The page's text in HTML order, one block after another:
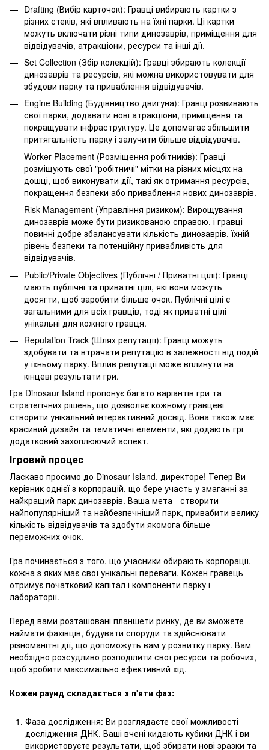
Drafting (Вибір карточок): Гравці вибирають картки з
різних стеків, які впливають на їхні парки. Ці картки
можуть включати різні типи динозаврів, приміщення для
відвідувачів, атракціони, ресурси та інші дії.
Set Collection (Збір колекцій): Гравці збирають колекції
динозаврів та ресурсів, які можна використовувати для
збудови парку та приваблення відвідувачів.
Engine Building (Будівництво двигуна): Гравці розвивають
свої парки, додавати нові атракціони, приміщення та
покращувати інфраструктуру. Це допомагає збільшити
притягальність парку і залучити більше відвідувачів.
Worker Placement (Розміщення робітників): Гравці
розміщують свої "робітничі" мітки на різних місцях на
дошці, щоб виконувати дії, такі як отримання ресурсів,
покращення безпеки або приваблення нових динозаврів.
Risk Management (Управління ризиком): Вирощування
динозаврів може бути ризикованою справою, і гравці
повинні добре збалансувати кількість динозаврів, їхній
рівень безпеки та потенційну привабливість для
відвідувачів.
Public/Private Objectives (Публічні / Приватні цілі): Гравці
мають публічні та приватні цілі, які вони можуть
досягти, щоб заробити більше очок. Публічні цілі є
загальними для всіх гравців, тоді як приватні цілі
унікальні для кожного гравця.
Reputation Track (Шлях репутації): Гравці можуть
здобувати та втрачати репутацію в залежності від подій
у їхньому парку. Вплив репутації може вплинути на
кінцеві результати гри.
Гра Dinosaur Island пропонує багато варіантів гри та
стратегічних рішень, що дозволяє кожному гравцеві
створити унікальний інтерактивний досвід. Вона також має
красивий дизайн та тематичні елементи, які додають грі
додатковий захоплюючий аспект.
Ігровий процес
Ласкаво просимо до Dinosaur Island, директоре! Тепер Ви
керівник однієї з корпорацій, що бере участь у змаганні за
найкращий парк динозаврів. Ваша мета - створити
найпопулярніший та найбезпечніший парк, привабити велику
кількість відвідувачів та здобути якомога більше
переможних очок.
Гра починається з того, що учасники обирають корпорації,
кожна з яких має свої унікальні переваги. Кожен гравець
отримує початковий капітал і компоненти парку і
лабораторії.
Перед вами розташовані планшети ринку, де ви зможете
наймати фахівців, будувати споруди та здійснювати
різноманітні дії, що допоможуть вам у розвитку парку. Вам
необхідно розсудливо розподілити свої ресурси та робочих,
щоб зробити максимально ефективний хід.
Кожен раунд складається з п'яти фаз:
Фаза дослідження: Ви розглядаєте свої можливості
дослідження ДНК. Ваші вчені кидають кубики ДНК і ви
використовуєте результати, щоб збирати нові зразки та